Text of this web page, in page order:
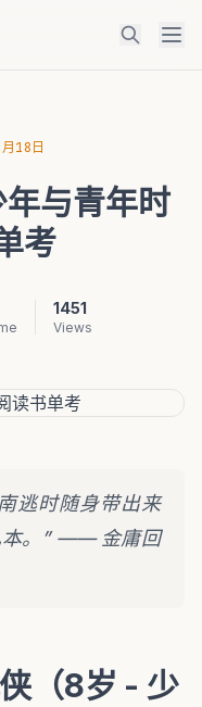
18日
与青年时
考
1451
Views
逃时随身带出来
本。” —— 金庸回
（8岁 - 少